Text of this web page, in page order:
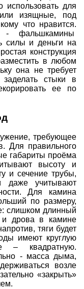
для
изящные, под
что нравится.
- фальшкамины
силы и деньги на
конструкция
в любом
она не требует
стыки в
ее по
требующее
Для правильного
габариты проёма
высоту и
и сечение трубы,
даже учитывают
Для камина
по размеру,
слишком длинный
и дрова в камине
тяги будет
имеют круглую
– квадратную.
- масса дыма,
возле
«закрыть»